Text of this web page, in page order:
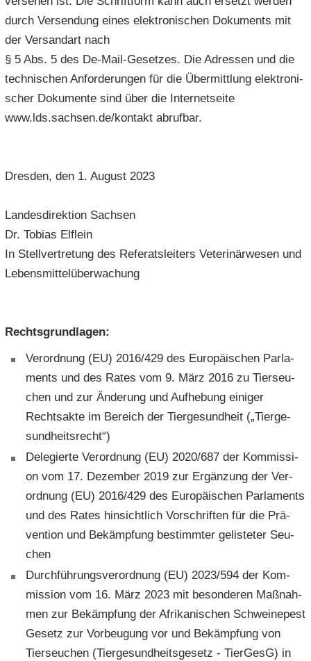
durch Ver­sen­dung eines elek­tro­ni­schen Do­ku­ments mit
der Ver­sand­art nach
§ 5 Abs. 5 des De-​Mail-Gesetzes. Die Adres­sen und die
tech­ni­schen An­for­de­run­gen für die Über­mitt­lung elek­tro­ni­
scher Do­ku­men­te sind über die In­ter­net­sei­te
www.lds.sach­sen.de/kon­takt ab­ruf­bar.
Dres­den, den 1. Au­gust 2023
Lan­des­di­rek­ti­on Sach­sen
Dr. To­bi­as Elf­lein
In Stell­ver­tre­tung des Re­fe­rats­lei­ters Ve­te­ri­när­we­sen und
Le­bens­mit­tel­über­wa­chung
Rechts­grund­la­gen:
Ver­ord­nung (EU) 2016/429 des Eu­ro­päi­schen Par­la­
ments und des Rates vom 9. März 2016 zu Tier­seu­
chen und zur Än­de­rung und Auf­he­bung ei­ni­ger
Rechts­ak­te im Be­reich der Tier­ge­sund­heit („Tier­ge­
sund­heits­recht“)
De­le­gier­te Ver­ord­nung (EU) 2020/687 der Kom­mis­si­
on vom 17. De­zem­ber 2019 zur Er­gän­zung der Ver­
ord­nung (EU) 2016/429 des Eu­ro­päi­schen Par­la­ments
und des Rates hin­sicht­lich Vor­schrif­ten für die Prä­
ven­ti­on und Be­kämp­fung be­stimm­ter ge­lis­te­ter Seu­
chen
Durch­füh­rungs­ver­ord­nung (EU) 2023/594 der Kom­
mis­si­on vom 16. März 2023 mit be­son­de­ren Maß­nah­
men zur Be­kämp­fung der Afri­ka­ni­schen Schwei­ne­pest
Ge­setz zur Vor­beu­gung vor und Be­kämp­fung von
Tier­seu­chen (Tier­ge­sund­heits­ge­setz - Tier­GesG) in